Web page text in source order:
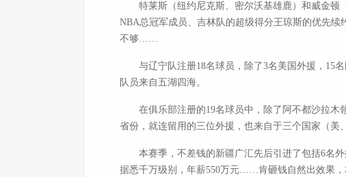
特莱斯（纽约尼克斯、密尔沃基雄鹿）和威金顿（
NBA总冠军成员、吉林队的超级得分王琼斯的优先
不够……
与辽宁队注册18名球员，除了3名美国外援，15名
队员来自五湖四海。
在俱乐部注册的19名球员中，除了阿不都沙拉木
省份，就连留用的三位外援，也来自于三个国家（美
本赛季，不差钱的新疆广汇先后引进了包括6名外
据悉千万级别，年薪550万元……肯砸钱自然出效果